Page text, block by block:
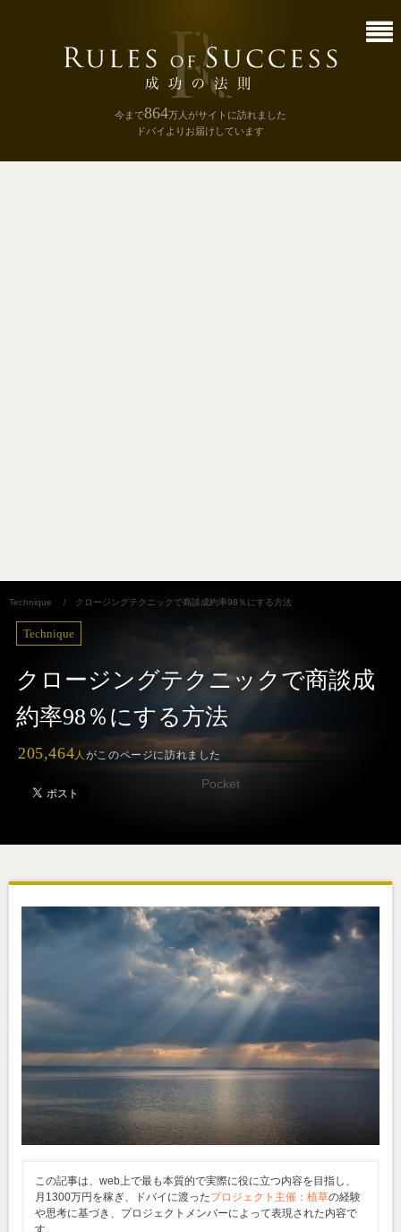
今まで864万人 がサイトに訪れました
ドバイよりお届けしています
Technique / クロージングテクニックで商談成約率98％にする方法
Technique
クロージングテクニックで商談成
約率98％にする方法
205,464人 がこのページに訪れました
Pocket
この記事は、web上で最も本質的で実際に役に立つ内容を目指し、
月1300万円を稼ぎ、ドバイに渡ったプロジェクト主催：植草の経験
や思考に基づき、プロジェクトメンバーによって表現された内容で
す。